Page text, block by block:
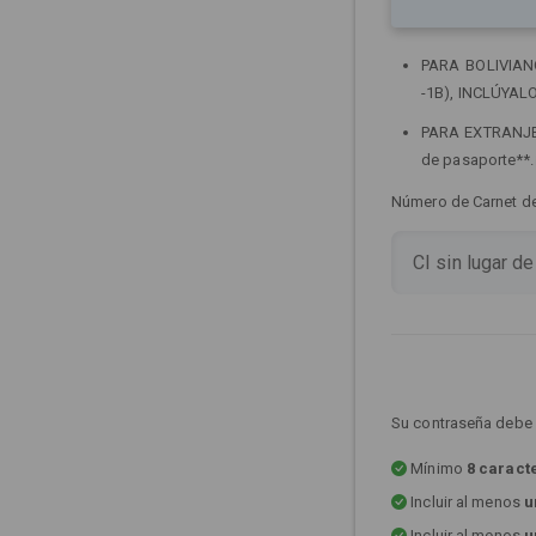
PARA
-1B),
PARA
de pasaporte**.
Número de Carnet
Su contraseña
Mínimo 8
Incluir al menos